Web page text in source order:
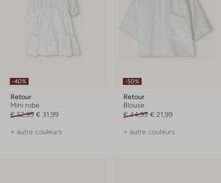
-40%
Retour
Mini robe
€ 52,99 € 31,99
+ autre couleurs
-50%
Retour
Blouse
€ 44,99 € 21,99
+ autre couleurs